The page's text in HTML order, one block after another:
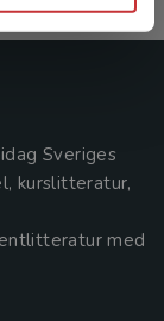
Sveriges
kurslitteratur,
med